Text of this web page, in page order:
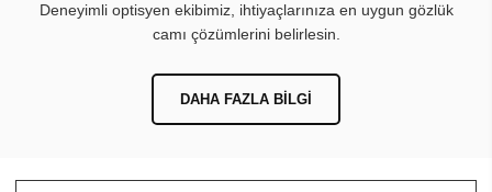
Deneyimli optisyen ekibimiz, ihtiyaçlarınıza en uygun gözlük
camı çözümlerini belirlesin.
DAHA FAZLA BILGI